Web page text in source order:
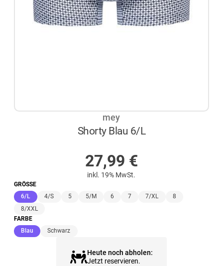
mey
Shorty Blau 6/L
27,99 €
inkl. 19% MwSt.
GRÖSSE
6/L (ausgewählt)
4/S 5 5/M 6 7 7/XL
8
8/XXL
FARBE
Blau (ausgewählt)
Schwarz
Heute noch abholen:
Jetzt reservieren.